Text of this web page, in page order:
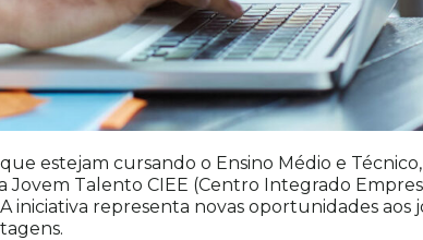
estejam cursando o Ensino Médio e
Talento CIEE (Centro Integrado
representa novas oportunidades aos